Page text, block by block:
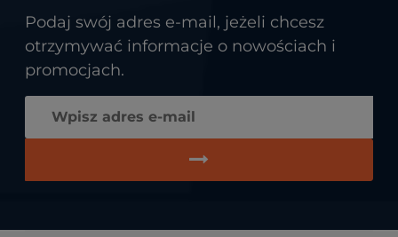
Podaj swój adres e-mail, jeżeli chcesz
otrzymywać informacje o nowościach i
promocjach.